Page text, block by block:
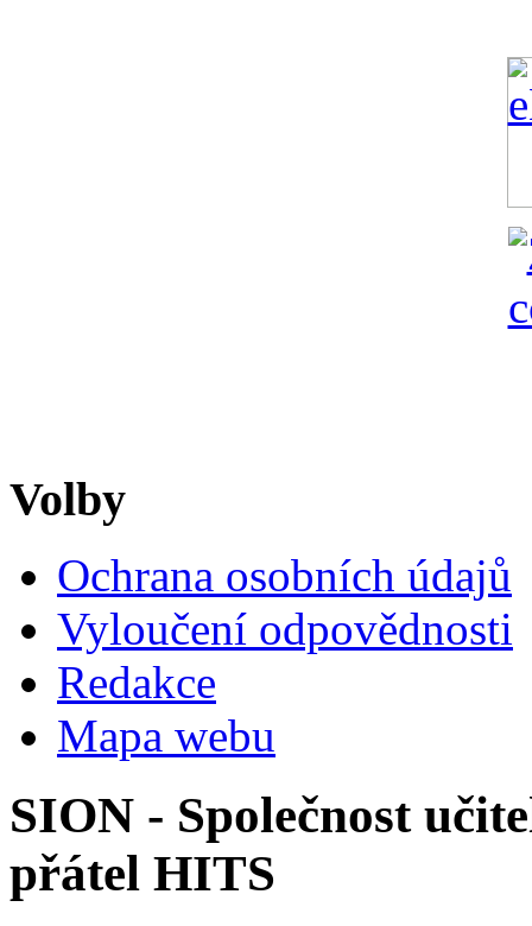
Volby
Ochrana osobních údajů
Vyloučení odpovědnosti
Redakce
Mapa webu
SION - Společnost
přátel HITS